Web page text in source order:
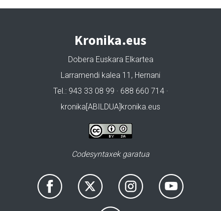
Kronika.eus
Dobera Euskara Elkartea
Larramendi kalea 11, Hernani
Tel.: 943 33 08 99 · 688 660 714 ·
kronika[ABILDUA]kronika.eus
Codesyntaxek garatua